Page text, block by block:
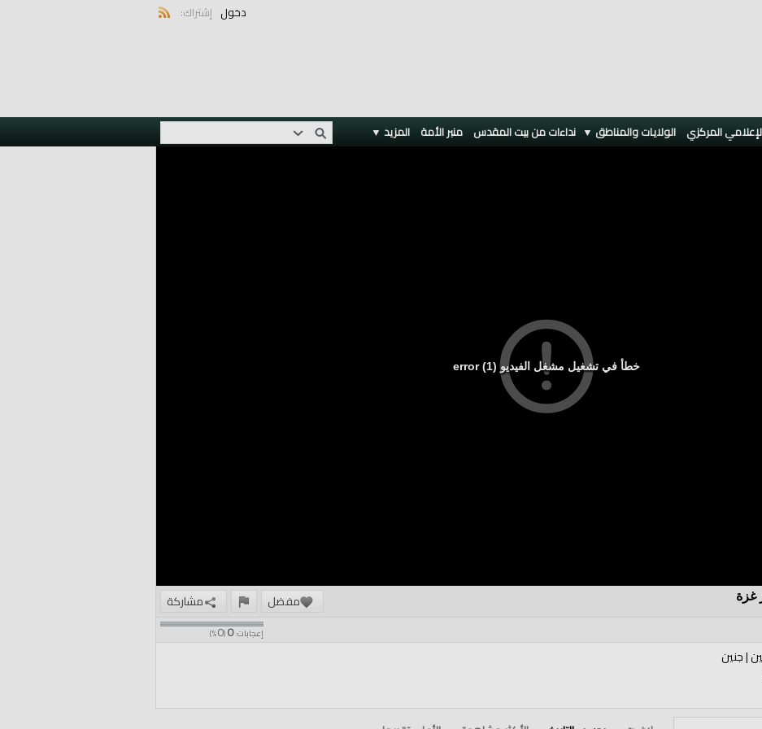
دخول إشتراك:
المركزي الولايات والمناطق ▼ نداءات من بيت المقدس منبر الأمة المزيد ▼
خطأ في تشغيل مشغل الفيديو (1) error
مفضل مشاركة غزة
إعجابات:0
(
0
%)
| جنين